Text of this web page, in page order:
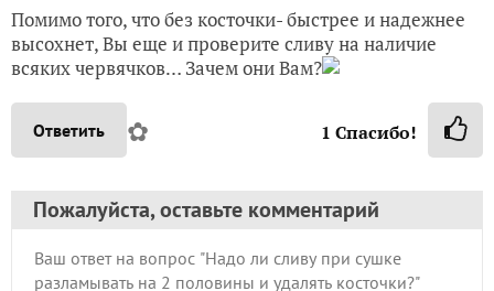
Помимо того, что без косточки- быстрее и надежнее
высохнет, Вы еще и проверите сливу на наличие
всяких червячков… Зачем они Вам?
Ответить ✿ 1 Спасибо!
Пожалуйста, оставьте комментарий